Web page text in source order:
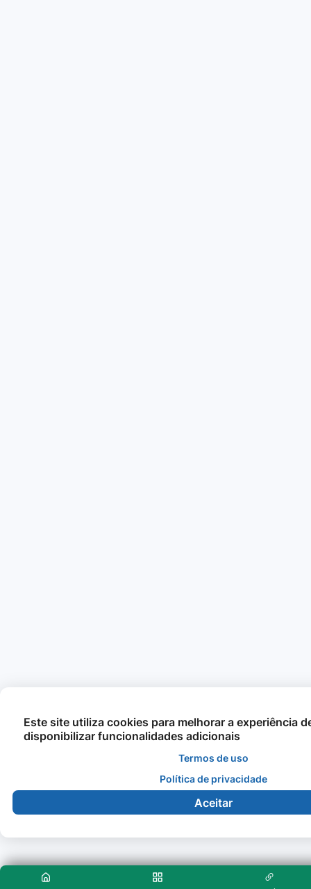
Este site utiliza cookies para melhorar a experiência
disponibilizar funcionalidades adicionais
Termos de uso
Política de privacidade
Aceitar